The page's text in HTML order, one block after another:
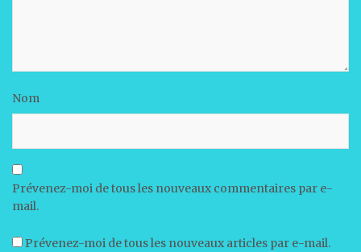
Nom
Prévenez-moi de tous les nouveaux commentaires par e-
mail.
Prévenez-moi de tous les nouveaux articles par e-mail.